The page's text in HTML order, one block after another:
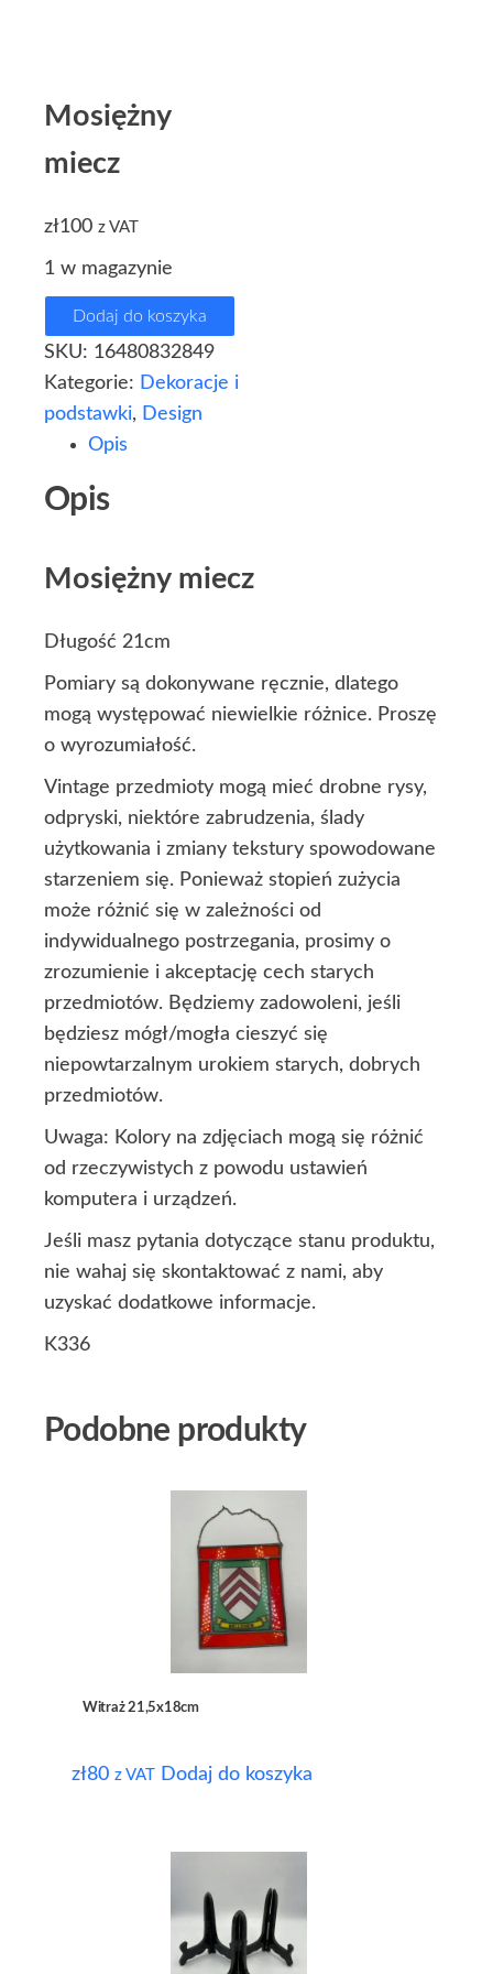
Mosiężny
miecz
zł100 z VAT
1 w magazynie
Dodaj do koszyka
SKU: 16480832849
Kategorie: Dekoracje i
podstawki, Design
Opis
Opis
Mosiężny miecz
Długość 21cm
Pomiary są dokonywane ręcznie, dlatego
mogą występować niewielkie różnice. Proszę
o wyrozumiałość.
Vintage przedmioty mogą mieć drobne rysy,
odpryski, niektóre zabrudzenia, ślady
użytkowania i zmiany tekstury spowodowane
starzeniem się. Ponieważ stopień zużycia
może różnić się w zależności od
indywidualnego postrzegania, prosimy o
zrozumienie i akceptację cech starych
przedmiotów. Będziemy zadowoleni, jeśli
będziesz mógł/mogła cieszyć się
niepowtarzalnym urokiem starych, dobrych
przedmiotów.
Uwaga: Kolory na zdjęciach mogą się różnić
od rzeczywistych z powodu ustawień
komputera i urządzeń.
Jeśli masz pytania dotyczące stanu produktu,
nie wahaj się skontaktować z nami, aby
uzyskać dodatkowe informacje.
K336
Podobne produkty
Witraż 21,5x18cm
zł80 z VAT Dodaj do koszyka